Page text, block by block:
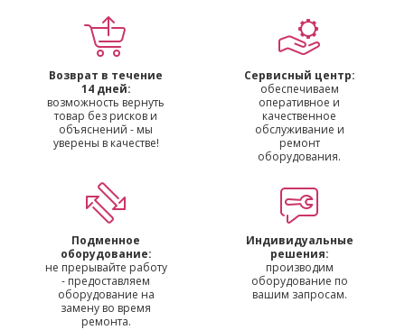
Возврат в течение
14 дней:
возможность вернуть
товар без рисков и
объяснений - мы
уверены в качестве!
Сервисный центр:
обеспечиваем
оперативное и
качественное
обслуживание и
ремонт
оборудования.
Подменное
оборудование:
не прерывайте работу
- предоставляем
оборудование на
замену во время
ремонта.
Индивидуальные
решения:
производим
оборудование по
вашим запросам.